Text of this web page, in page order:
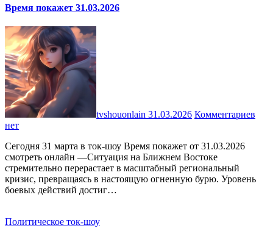
Время покажет 31.03.2026
tvshouonlain 31.03.2026 Комментариев
нет
Сегодня 31 марта в ток-шоу Время покажет от 31.03.2026
смотреть онлайн —Ситуация на Ближнем Востоке
стремительно перерастает в масштабный региональный
кризис, превращаясь в настоящую огненную бурю. Уровень
боевых действий достиг…
Политическое ток-шоу